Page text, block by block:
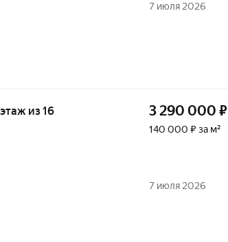
7 июля 2026
из 16 3 290 000 ₽
140 000 ₽ за м²
7 июля 2026